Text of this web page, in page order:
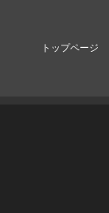
トップページ